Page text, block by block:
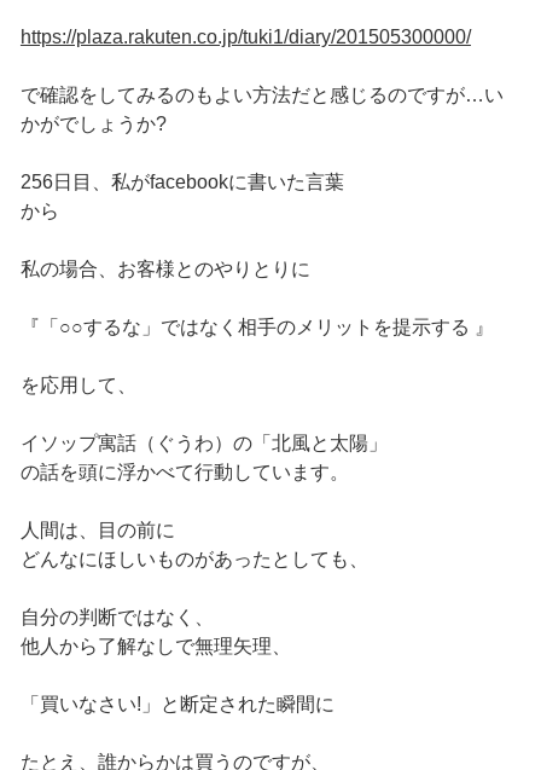
https://plaza.rakuten.co.jp/tuki1/diary/201505300000/
で確認をしてみるのもよい方法だと感じるのですが…い
かがでしょうか?
256日目、私がfacebookに書いた言葉
から
私の場合、お客様とのやりとりに
『「○○するな」ではなく相手のメリットを提示する 』
を応用して、
イソップ寓話（ぐうわ）の「北風と太陽」
の話を頭に浮かべて行動しています。
人間は、目の前に
どんなにほしいものがあったとしても、
自分の判断ではなく、
他人から了解なしで無理矢理、
「買いなさい!」と断定された瞬間に
たとえ、誰からかは買うのですが、